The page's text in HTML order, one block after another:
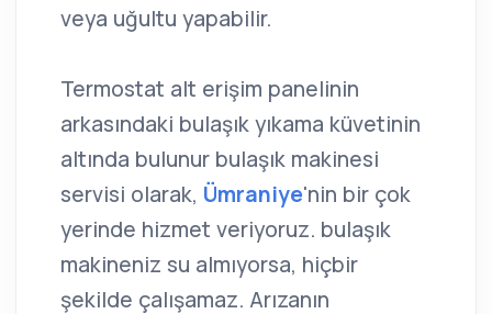
veya uğultu yapabilir.
Termostat alt erişim panelinin
arkasındaki bulaşık yıkama küvetinin
altında bulunur bulaşık makinesi
servisi olarak, Ümraniye'nin bir çok
yerinde hizmet veriyoruz. bulaşık
makineniz su almıyorsa, hiçbir
şekilde çalışamaz. Arızanın